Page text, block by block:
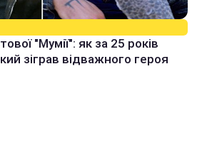
"Мумії": як за 25 років
зіграв відважного героя